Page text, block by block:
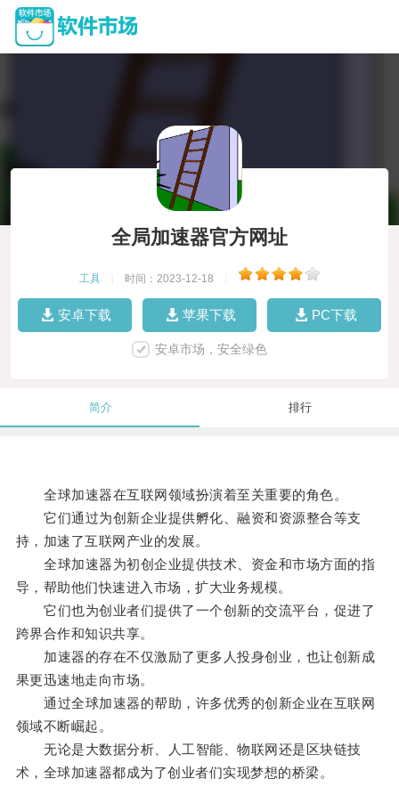
全局加速器官方网址
工具 时间：2023-12-18
安卓下载 苹果下载 PC下载
安卓市场，安全绿色
简介 排行
全球加速器在互联网领域扮演着至关重要的角色。
它们通过为创新企业提供孵化、融资和资源整合等支
持，加速了互联网产业的发展。
全球加速器为初创企业提供技术、资金和市场方面的指
导，帮助他们快速进入市场，扩大业务规模。
它们也为创业者们提供了一个创新的交流平台，促进了
跨界合作和知识共享。
加速器的存在不仅激励了更多人投身创业，也让创新成
果更迅速地走向市场。
通过全球加速器的帮助，许多优秀的创新企业在互联网
领域不断崛起。
无论是大数据分析、人工智能、物联网还是区块链技
术，全球加速器都成为了创业者们实现梦想的桥梁。